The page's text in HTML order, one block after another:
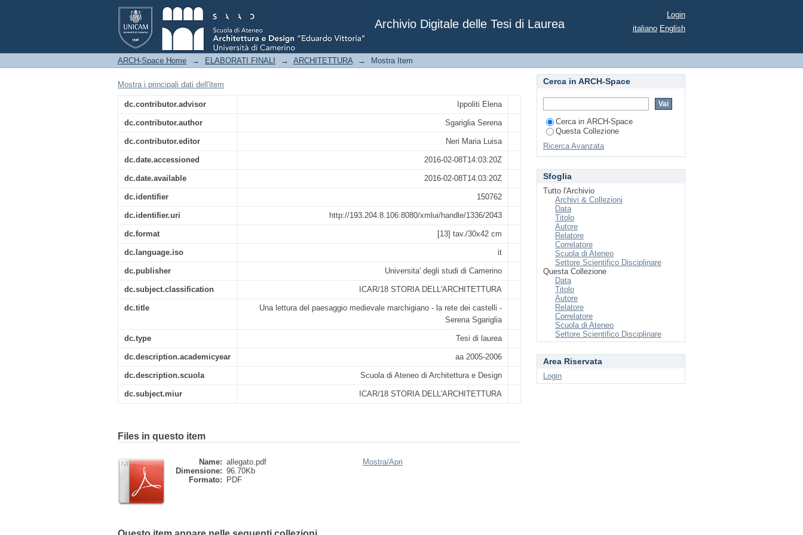
Archivio Digitale delle Tesi di Laurea
Una lettura del paesaggio medievale marchigiano - la rete dei castelli - Serena
Sgariglia
Login
italiano English
ARCH-Space Home → ELABORATI FINALI → ARCHITETTURA → Mostra Item
Mostra i principali dati dell'item
dc.contributor.advisor Ippoliti Elena
dc.contributor.author Sgariglia Serena
dc.contributor.editor Neri Maria Luisa
dc.date.accessioned 2016-02-08T14:03:20Z
dc.date.available 2016-02-08T14:03:20Z
dc.identifier 150762
dc.identifier.uri http://193.204.8.106:8080/xmlui/handle/1336/2043
dc.format [13] tav./30x42 cm
dc.language.iso it
dc.publisher Universita' degli studi di Camerino
dc.subject.classification ICAR/18 STORIA DELL'ARCHITETTURA
dc.title
Una lettura del paesaggio medievale marchigiano - la rete dei castelli -
Serena Sgariglia
dc.type Tesi di laurea
dc.description.academicyear aa 2005-2006
dc.description.scuola Scuola di Ateneo di Architettura e Design
dc.subject.miur ICAR/18 STORIA DELL'ARCHITETTURA
Files in questo item
Name: allegato.pdf
Dimensione: 96.70Kb
Formato:
PDF
Mostra/Apri
Cerca in ARCH-Space
Cerca in ARCH-Space
Questa Collezione
Ricerca Avanzata
Sfoglia
Tutto l'Archivio
Archivi & Collezioni
Data
Titolo
Autore
Relatore
Correlatore
Scuola di Ateneo
Settore Scientifico Disciplinare
Questa Collezione
Data
Titolo
Autore
Relatore
Correlatore
Scuola di Ateneo
Settore Scientifico Disciplinare
Area Riservata
Login